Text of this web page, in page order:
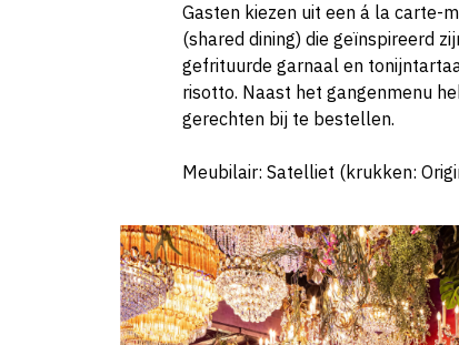
Gasten kiezen uit een á la carte-
(shared dining) die geïnspireerd
gefrituurde garnaal en
risotto. Naast het gangenmenu
gerechten bij te bestellen.
Meubilair: Satelliet (krukken: